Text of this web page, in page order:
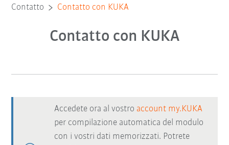
Contatto Contatto con KUKA
Contatto con KUKA
Accedete ora al vostro account my.KUKA
per compilazione automatica del modulo
con i vostri dati memorizzati. Potrete